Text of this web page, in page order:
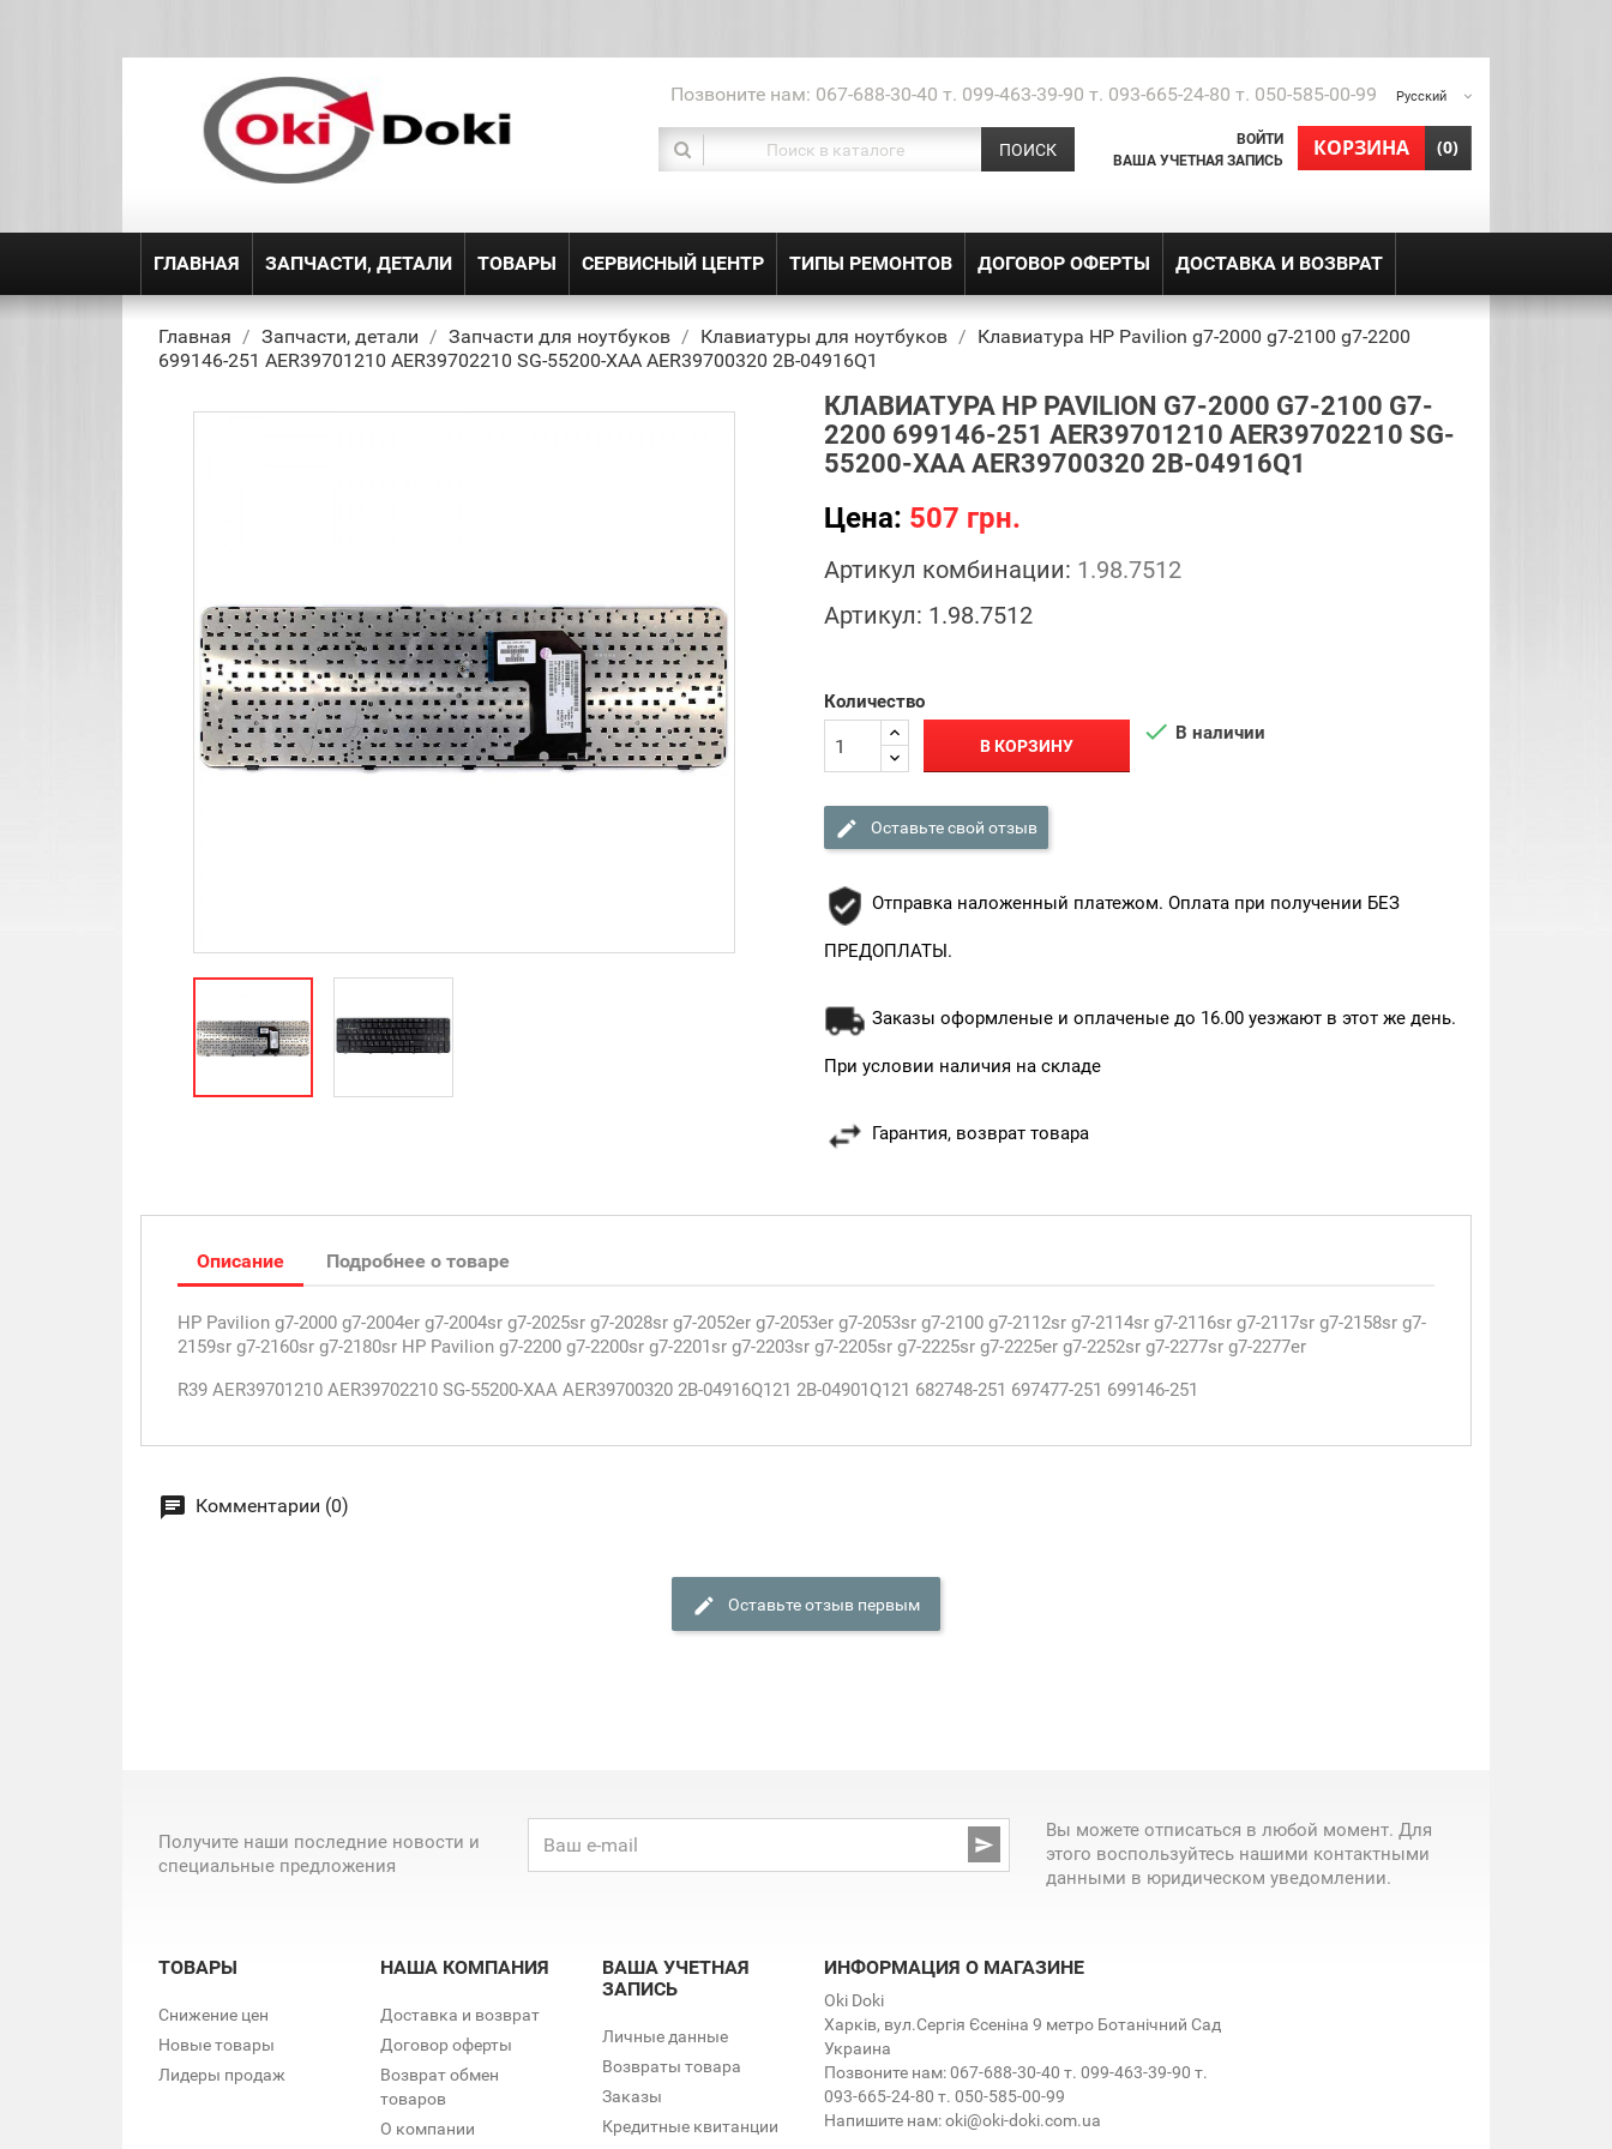
Русский
Позвоните нам: 067-688-30-40 т. 099-463-39-90 т. 093-665-24-80 т. 050-585-00-99
КОРЗИНА
shopping_cart (0)
ВОЙТИ
ВАША УЧЕТНАЯ ЗАПИСЬ
ПОИСК
ГЛАВНАЯ ЗАПЧАСТИ, ДЕТАЛИ ТОВАРЫ СЕРВИСНЫЙ ЦЕНТР ТИПЫ РЕМОНТОВ ДОГОВОР ОФЕРТЫ ДОСТАВКА И ВОЗВРАТ
Главная Запчасти, детали Запчасти для ноутбуков Клавиатуры для ноутбуков
Клавиатура HP Pavilion g7-2000 g7-2100 g7-2200
699146-251 AER39701210 AER39702210 SG-55200-XAA AER39700320 2B-04916Q1
КЛАВИАТУРА HP PAVILION G7-2000 G7-2100 G7-
2200 699146-251 AER39701210 AER39702210 SG-
55200-XAA AER39700320 2B-04916Q1
Цена: 507 грн.
Артикул комбинации: 1.98.7512
Артикул: 1.98.7512
Количество
В КОРЗИНУ  В наличии
Оставьте свой отзыв
Отправка наложенный платежом. Оплата при получении БЕЗ
ПРЕДОПЛАТЫ.
Заказы оформленые и оплаченые до 16.00 уезжают в этот же день.
При условии наличия на складе
Гарантия, возврат товара
Описание Подробнее о товаре
HP Pavilion g7-2000 g7-2004er g7-2004sr g7-2025sr g7-2028sr g7-2052er g7-2053er g7-2053sr g7-2100 g7-2112sr g7-2114sr g7-2116sr g7-2117sr g7-2158sr g7-
2159sr g7-2160sr g7-2180sr HP Pavilion g7-2200 g7-2200sr g7-2201sr g7-2203sr g7-2205sr g7-2225sr g7-2225er g7-2252sr g7-2277sr g7-2277er
R39 AER39701210 AER39702210 SG-55200-XAA AER39700320 2B-04916Q121 2B-04901Q121 682748-251 697477-251 699146-251
Комментарии (0)
Оставьте отзыв первым
Получите наши последние новости и
специальные предложения

Вы можете отписаться в любой момент. Для
этого воспользуйтесь нашими контактными
данными в юридическом уведомлении.
ТОВАРЫ
Снижение цен
Новые товары
Лидеры продаж
НАША КОМПАНИЯ
Доставка и возврат
Договор оферты
Возврат обмен
товаров
О компании
ВАША УЧЕТНАЯ
ЗАПИСЬ
Личные данные
Возвраты товара
Заказы
Кредитные квитанции
ИНФОРМАЦИЯ О МАГАЗИНЕ
Oki Doki
Харків, вул.Сергія Єсеніна 9 метро Ботанічний Сад
Украина
Позвоните нам:067-688-30-40 т. 099-463-39-90 т.
093-665-24-80 т. 050-585-00-99
Напишите нам:oki@oki-doki.com.ua